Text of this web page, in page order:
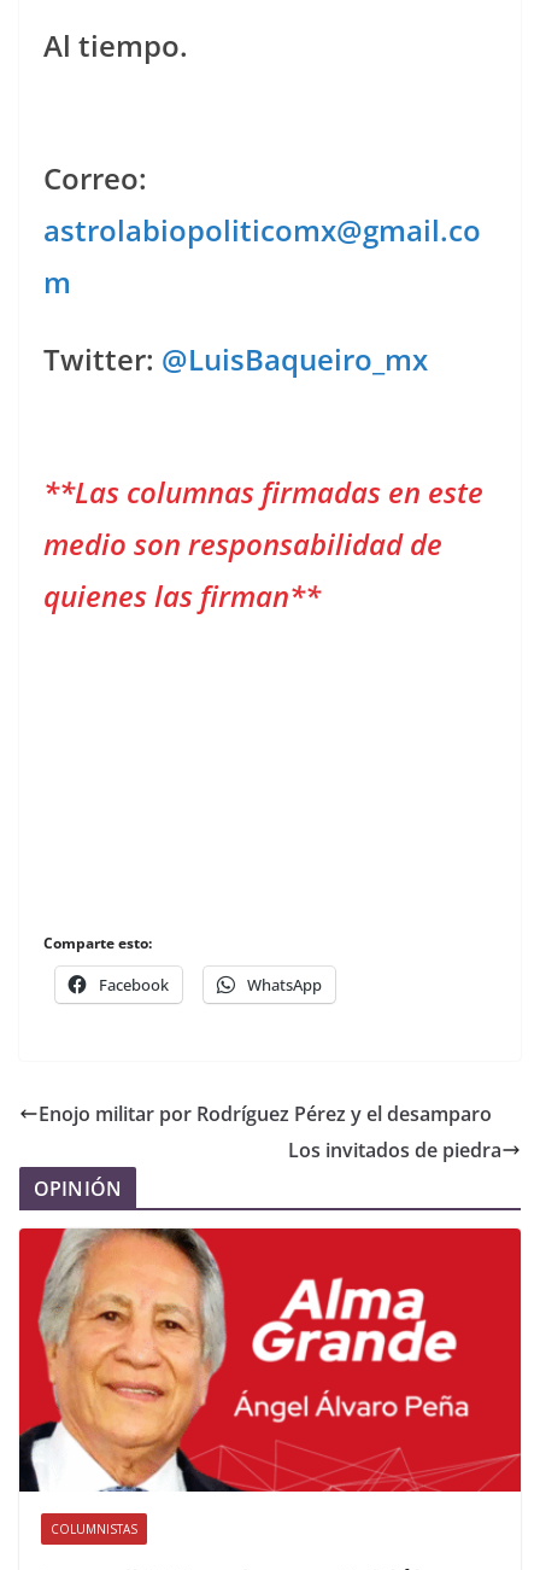
Al tiempo.
Correo:
astrolabiopoliticomx@gmail.co
m
Twitter: @LuisBaqueiro_mx
**Las columnas firmadas en este
medio son responsabilidad de
quienes las firman**
Comparte esto:
Facebook WhatsApp
Enojo militar por Rodríguez Pérez y el desamparo
Los invitados de piedra
OPINIÓN
COLUMNISTAS